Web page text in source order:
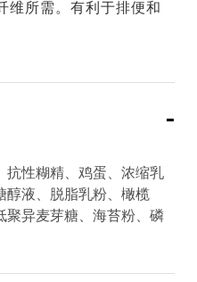
维所需。有利于排便和
-
抗性糊精、鸡蛋、浓缩乳
醇液、脱脂乳粉、橄榄
聚异麦芽糖、海苔粉、磷